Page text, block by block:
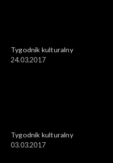
Tygodnik kulturalny
24.03.2017
Tygodnik kulturalny
03.03.2017